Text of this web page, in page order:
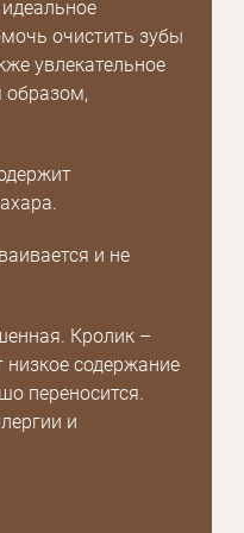
очистить зубы
увлекательное
образом,
и не
Кролик –
содержание
переносится.
и